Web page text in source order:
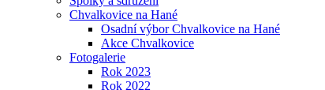
Chvalkovice na Hané
Osadní výbor Chvalkovice na Hané
Akce Chvalkovice
Fotogalerie
Rok 2023
Rok 2022